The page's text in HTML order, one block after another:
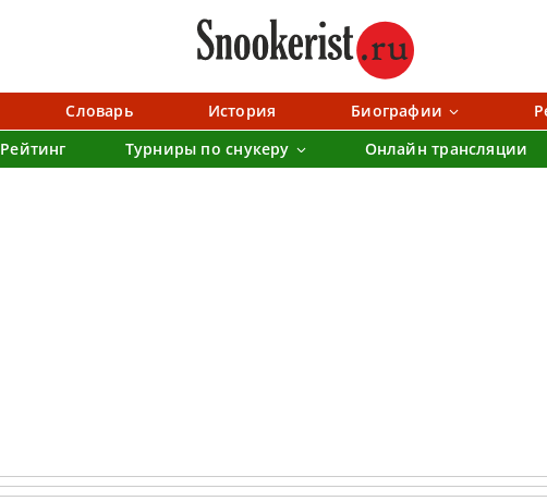
Словарь История Биографии
Рейтинг Турниры по снукеру Онлайн трансляции